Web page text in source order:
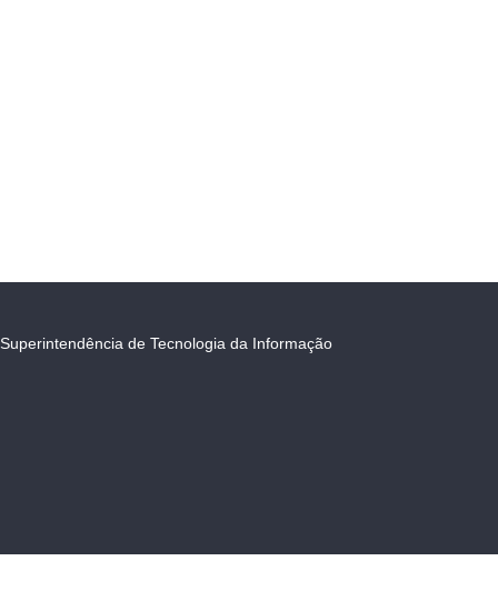
Superintendência de Tecnologia da Informação